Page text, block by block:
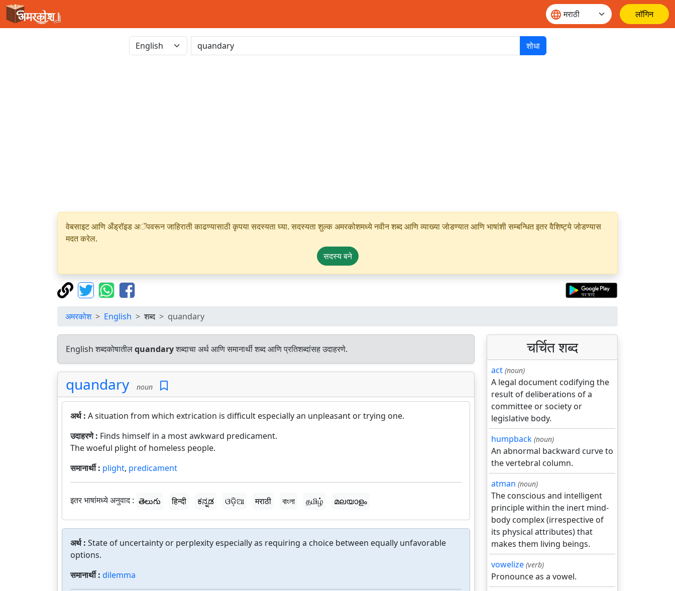
लॉगिन
शोधा
वेबसाइट आणि अँड्रॉइड अॅपवरून जाहिराती काढण्यासाठी कृपया सदस्यता घ्या. सदस्यता शुल्क अमरकोशमध्ये नवीन शब्द आणि व्याख्या जोडण्यात आणि भाषांशी सम्बन्धित इतर वैशिष्ट्ये जोडण्यास
मदत करेल.
सदस्य बने
अमरकोश English शब्द quandary
English शब्दकोषातीलquandaryशब्दाचा अर्थ आणि समानार्थी शब्द आणि प्रतिशब्दांसह उदाहरणे.
quandary noun
अर्थ : A situation from which extrication is difficult especially an unpleasant or trying one.
उदाहरणे : Finds himself in a most awkward predicament.
The woeful plight of homeless people.
समानार्थी : plight, predicament
इतर भाषांमध्ये अनुवाद : తెలుగు हिन्दी ಕನ್ನಡ ଓଡ଼ିଆ मराठी বাংলা தமிழ் മലയാളം
अर्थ : State of uncertainty or perplexity especially as requiring a choice between equally unfavorable
options.
समानार्थी : dilemma
चर्चित शब्द
act (noun)
A legal document codifying the
result of deliberations of a
committee or society or
legislative body.
humpback (noun)
An abnormal backward curve to
the vertebral column.
atman (noun)
The conscious and intelligent
principle within the inert mind-
body complex (irrespective of
its physical attributes) that
makes them living beings.
vowelize (verb)
Pronounce as a vowel.